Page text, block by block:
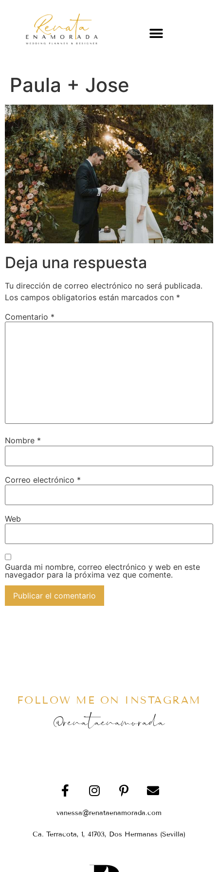
Paula + Jose
Deja una respuesta
Tu dirección de correo electrónico no será publicada.
Los campos obligatorios están marcados con *
Comentario *
Nombre *
Correo electrónico *
Web
Guarda mi nombre, correo electrónico y web en este
navegador para la próxima vez que comente.
FOLLOW ME ON INSTAGRAM
@renataenamorada
vanessa@renataenamorada.com
Ca. Terracota, 1, 41703, Dos Hermanas (Sevilla)